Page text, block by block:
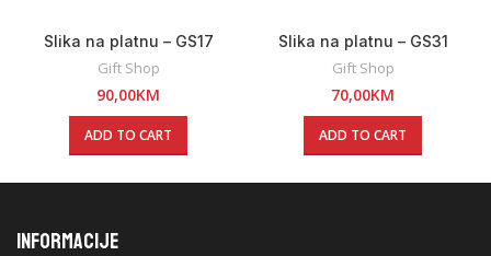
Slika na platnu – GS17
Gift Shop
90,00KM
ADD TO CART
Slika na platnu – GS31
Gift Shop
70,00KM
ADD TO CART
INFORMACIJE